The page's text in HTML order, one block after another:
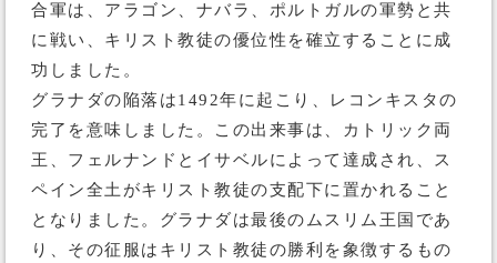
合軍は、アラゴン、ナバラ、ポルトガルの軍勢と共
に戦い、キリスト教徒の優位性を確立することに成
功しました。
グラナダの陥落は1492年に起こり、レコンキスタの
完了を意味しました。この出来事は、カトリック両
王、フェルナンドとイサベルによって達成され、ス
ペイン全土がキリスト教徒の支配下に置かれること
となりました。グラナダは最後のムスリム王国であ
り、その征服はキリスト教徒の勝利を象徴するもの